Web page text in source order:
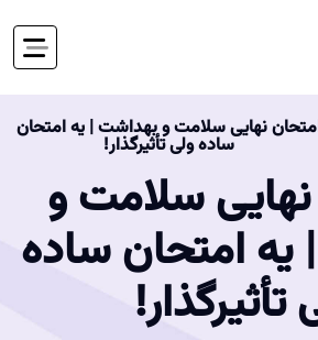
نهایی سلامت و بهداشت | یه امتحان
ساده ولی تأثیرگذار!
سلامت و
امتحان ساده
تأثیرگذار!